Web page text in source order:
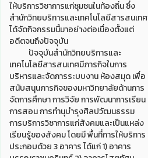
ให้บริการวิชาการแก่ชุมชนในท้องถิ่น ซึ่ง
สำนักวิทยบริการและเทคโนโลยีสารสนเทศ
ได้จัดกิจกรรมนี้มาอย่างต่อเนื่องตั้งแต่
อดีตจนถึงปัจจุบัน
ปัจจุบันสำนักวิทยบริการและ
เทคโนโลยีสารสนเทศมีภารกิจในการ
บริหารและจัดการระบบงาน ห้องสมุด เพื่อ
สนับสนุนภารกิจของมหาวิทยาลัยด้านการ
จัดการศึกษา การวิจัย การพัฒนาการเรียน
การสอน การทำนุบำรุงศิลปวัฒนธรรม
การบริการวิชาการแก่สังคมและเป็นแหล่ง
เรียนรู้ของสังคม โดยมี พื้นที่การให้บริการ
ประกอบด้วย 3 อาคาร ได้แก่ 1) อาคาร